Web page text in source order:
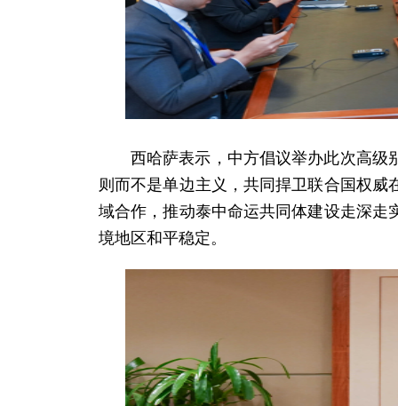
西哈萨表示，中方倡议举办此次高级
则而不是单边主义，共同捍卫联合国权
域合作，推动泰中命运共同体建设走深
境地区和平稳定。